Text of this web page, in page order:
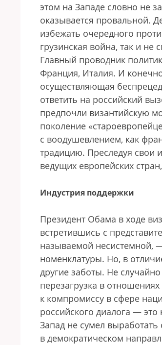
этом на Западе словно не
оказывается провальной.
избежать очередного
грузинская война, так и не
Главный проводник
Франция, Италия. И
осуществляющая
ответить на российский
предпочли византийскую
поколение
с воодушевлением, как
традицию. Преследуя свои
ведущих европейских
Индустрия поддержки
Президент Обама в ходе
встретившись с
называемой несистемной,
номенклатуры. Но, в
другие заботы. Не
перезагрузка в
к компромиссу в сфере
российского диалога — это
Запад не сумел
в демократическом